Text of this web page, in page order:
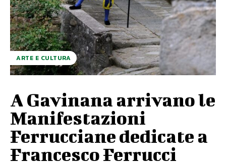
ARTE E CULTURA
A Gavinana arrivano le
Manifestazioni
Ferrucciane dedicate a
Francesco Ferrucci